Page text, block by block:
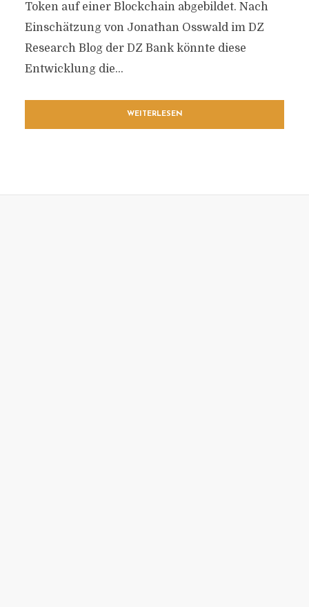
Token auf einer Blockchain abgebildet. Nach
Einschätzung von Jonathan Osswald im DZ
Research Blog der DZ Bank könnte diese
Entwicklung die...
WEITERLESEN